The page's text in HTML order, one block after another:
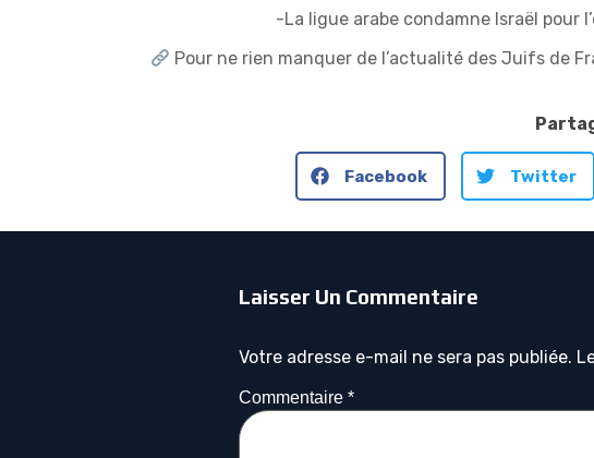
-La ligue arabe condamne Israël pour
Pour ne rien manquer de l’actualité des Juifs de
Facebook Twitter
Laisser Un Commentaire
Votre adresse e-mail ne sera pas publiée.
Commentaire *